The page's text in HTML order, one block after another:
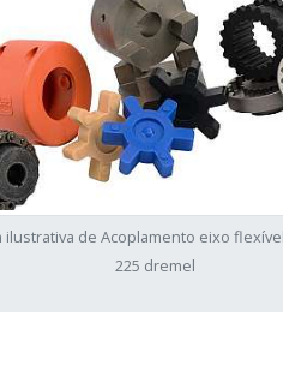
ilustrativa de Acoplamento eixo
225 dremel